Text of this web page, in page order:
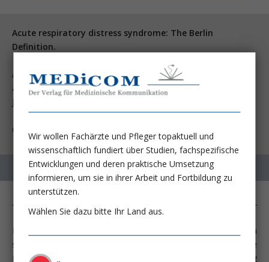
Acute respiratory distress syndrome: The Berlin
Definition.
ARDS Definition Task Force, Ranieri VM, Rubenfeld GD, et
al. JAMA 2012
Cooper University Hospital, Camden, NJ, USA.
Das akute Lungenversagen (ARDS), gekennzeichnet durch ein
schweres hypoxämisches Versagen, bleibt eine
Herausforderung für die moderne Intensivmedizin (Abbildung
Wir wollen Fachärzte und Pfleger topaktuell und
wissenschaftlich fundiert über Studien, fachspezifische
Entwicklungen und deren praktische Umsetzung
informieren, um sie in ihrer Arbeit und Fortbildung zu
unterstützen.
Wählen Sie dazu bitte Ihr Land aus.